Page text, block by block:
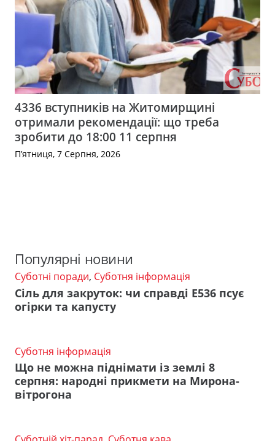
4336 вступників на Житомирщині
отримали рекомендації: що треба
зробити до 18:00 11 серпня
П’ятниця, 7 Серпня, 2026
Популярні новини
Суботні поради, Суботня інформація
Сіль для закруток: чи справді Е536 псує
огірки та капусту
Суботня інформація
Що не можна піднімати із землі 8
серпня: народні прикмети на Мирона-
вітрогона